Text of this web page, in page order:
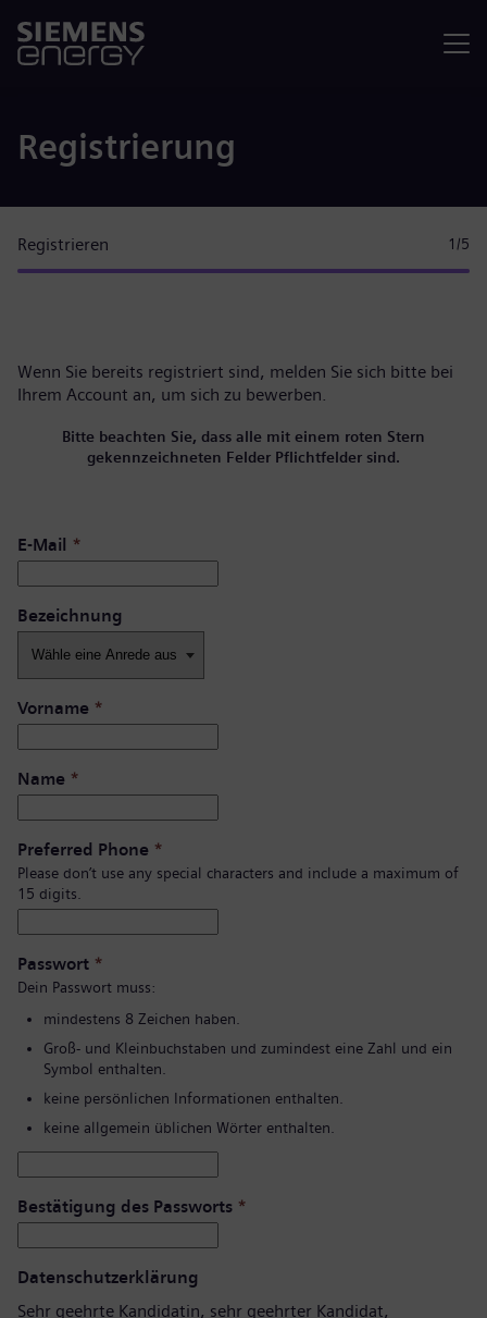
Registrierung
Registrieren 1 /5
Wenn Sie bereits registriert sind, melden Sie sich bitte bei
Ihrem Account an, um sich zu bewerben.
Bitte beachten Sie, dass alle mit einem roten Stern
gekennzeichneten Felder Pflichtfelder sind.
E-Mail *
Bezeichnung
Vorname *
Name *
Preferred Phone *
Please don’t use any special characters and include a maximum of
15 digits.
Passwort *
Dein Passwort muss:
mindestens 8 Zeichen haben.
Groß- und Kleinbuchstaben und zumindest eine Zahl und ein
Symbol enthalten.
keine persönlichen Informationen enthalten.
keine allgemein üblichen Wörter enthalten.
Bestätigung des Passworts *
Datenschutzerklärung
Sehr geehrte Kandidatin, sehr geehrter Kandidat,